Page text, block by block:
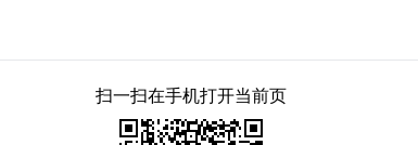
扫一扫在手机打开当前页